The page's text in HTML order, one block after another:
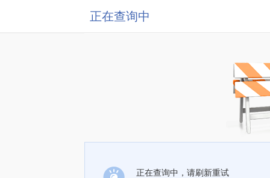
正在查询中
正在查询中，请刷新重试